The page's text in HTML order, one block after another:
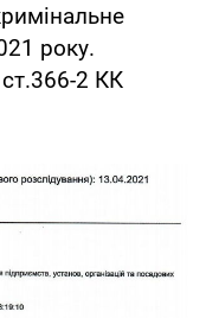
року.
ст.366-2 КК